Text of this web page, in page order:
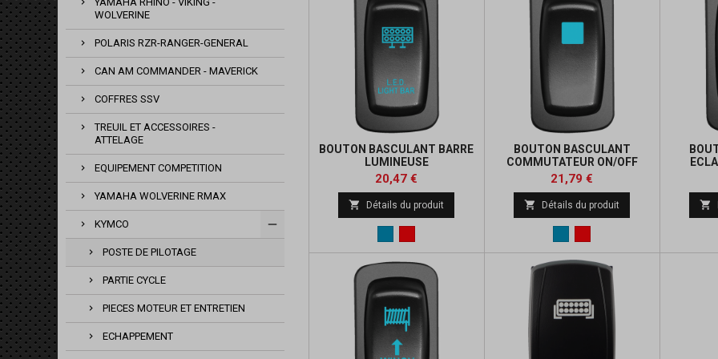
WOLVERINE
POLARIS RZR-RANGER-GENERAL
CAN AM COMMANDER - MAVERICK
COFFRES SSV
TREUIL ET ACCESSOIRES -
ATTELAGE
EQUIPEMENT COMPETITION
YAMAHA WOLVERINE RMAX
KYMCO
POSTE DE PILOTAGE
PARTIE CYCLE
PIECES MOTEUR ET ENTRETIEN
ECHAPPEMENT
BOUTON BASCULANT BARRE
LUMINEUSE
Prix
20,47 €
base
 Détails du produit
BOUTON BASCULANT
COMMUTATEUR ON/OFF
Prix
21,79 €
base
 Détails du produit 